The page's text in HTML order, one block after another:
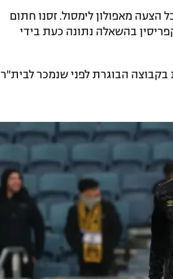
יעזוב בקרוב את בית"ר ירושלים? המגן בן ה-23 קיבל הצעה מאפולון לימסול. זסנו חתום
בהשאלה נתונה כעת בידי
הבוגרת לפני שנמכר לבית"ר